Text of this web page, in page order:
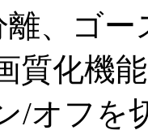
離、ゴ
質化機
/オフを